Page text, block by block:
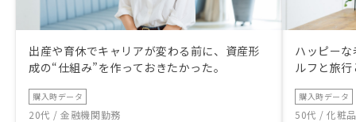
出産や育休でキャリアが変わる前に、資産形
成の“仕組み”を作っておきたかった。
購入時データ
20代 / 金融機関勤務
ハッピー
ルフと旅
購入時データ
50代 / 化粧